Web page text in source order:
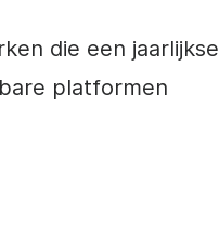
die een jaarlijkse
platformen